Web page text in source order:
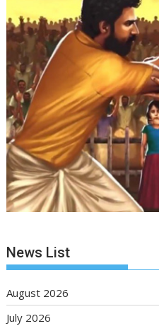
News List
August 2026
July 2026